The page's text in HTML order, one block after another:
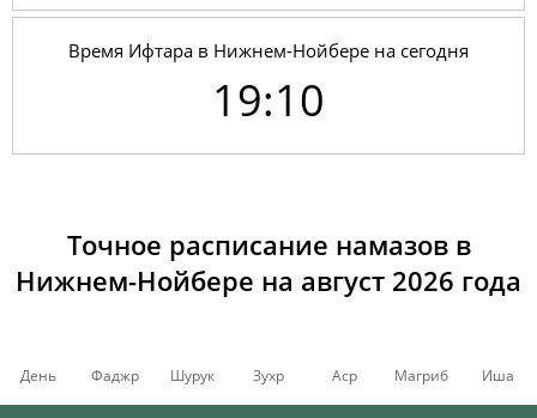
Время Ифтара в Нижнем-Нойбере на сегодня
19:10
Точное расписание намазов в
Нижнем-Нойбере на август 2026 года
День Фаджр Шурук Зухр Аср Магриб Иша
12:01
04, Вт 03:07 04:48 12:01 17:04 19:13 20:47
06, Чт 03:10 04:50 12:01 17:03 19:11 20:43